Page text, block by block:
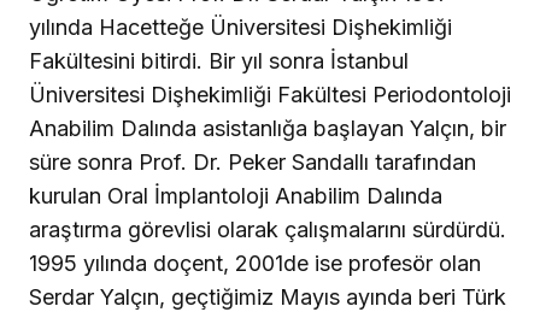
yılında Hacetteğe Üniversitesi Dişhekimliği
Fakültesini bitirdi. Bir yıl sonra İstanbul
Üniversitesi Dişhekimliği Fakültesi Periodontoloji
Anabilim Dalında asistanlığa başlayan Yalçın, bir
süre sonra Prof. Dr. Peker Sandallı tarafından
kurulan Oral İmplantoloji Anabilim Dalında
araştırma görevlisi olarak çalışmalarını sürdürdü.
1995 yılında doçent, 2001de ise profesör olan
Serdar Yalçın, geçtiğimiz Mayıs ayında beri Türk